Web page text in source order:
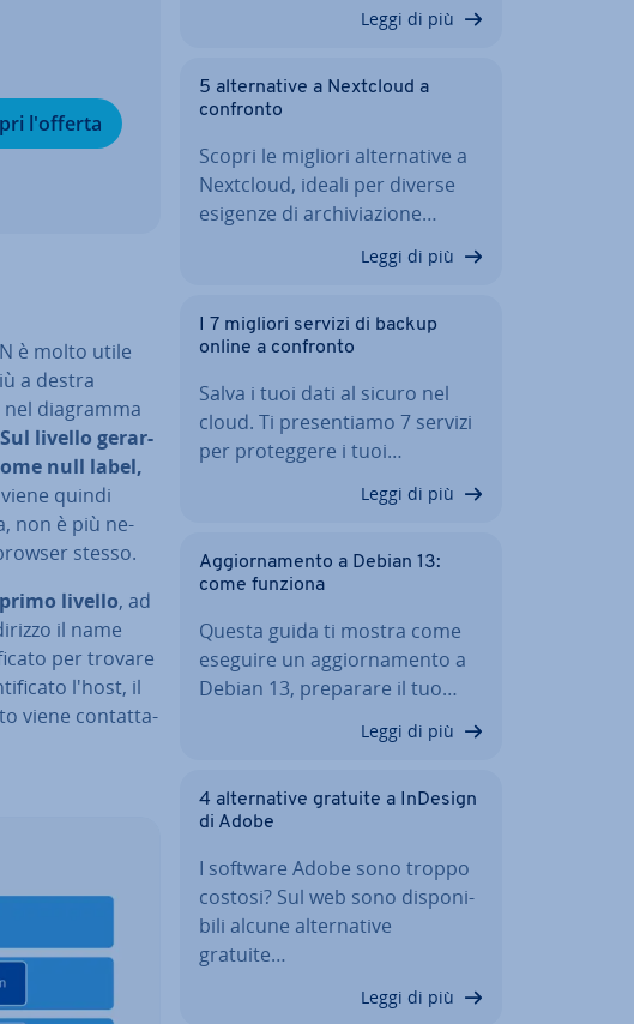
l'offerta
è molto utile
a destra
diagramma
Sul livello ge­rar­
null label,
quindi
non è più ne­
stesso.
livello, ad
il name
per trovare
l'host, il
viene con­tat­ta­
Leggi di più
5 al­ter­na­ti­ve a Nextcloud a
confronto
Scopri le migliori al­ter­na­ti­ve a
Nextcloud, ideali per diverse
esigenze di ar­chi­via­zio­ne…
Leggi di più
I 7 migliori servizi di backup
online a confronto
Salva i tuoi dati al sicuro nel
cloud. Ti pre­sen­tia­mo 7 servizi
per pro­teg­ge­re i tuoi…
Leggi di più
Ag­gior­na­men­to a Debian 13:
come funziona
Questa guida ti mostra come
eseguire un ag­gior­na­men­to a
Debian 13, preparare il tuo…
Leggi di più
4 al­ter­na­ti­ve gratuite a InDesign
di Adobe
I software Adobe sono troppo
costosi? Sul web sono di­spo­ni­
bi­li alcune al­ter­na­ti­ve
gratuite…
Leggi di più